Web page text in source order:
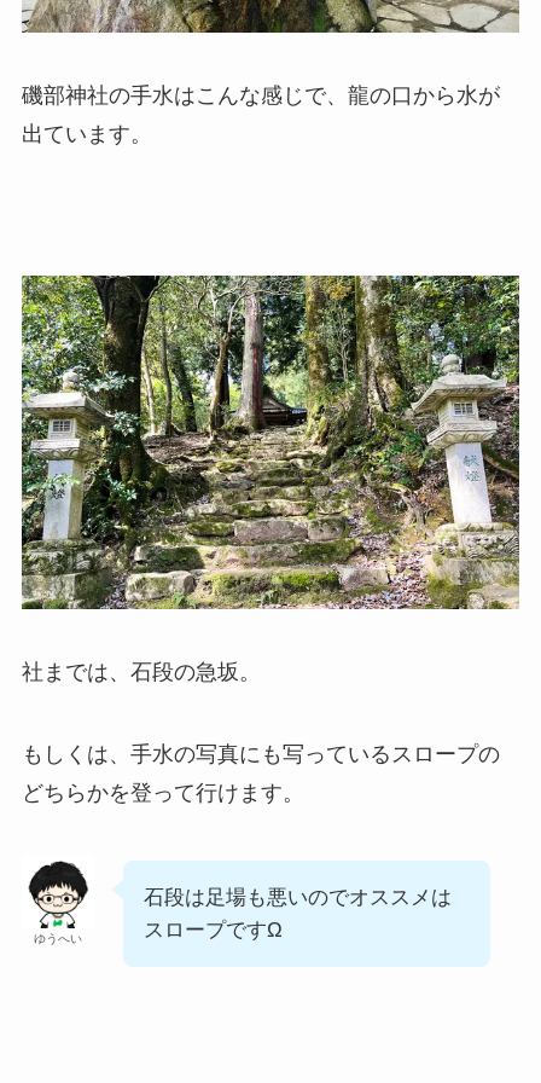
磯部神社の手水はこんな感じで、龍の口から水が
出ています。
社までは、石段の急坂。
もしくは、手水の写真にも写っているスロープの
どちらかを登って行けます。
ゆうへい
石段は足場も悪いのでオススメは
スロープですΩ